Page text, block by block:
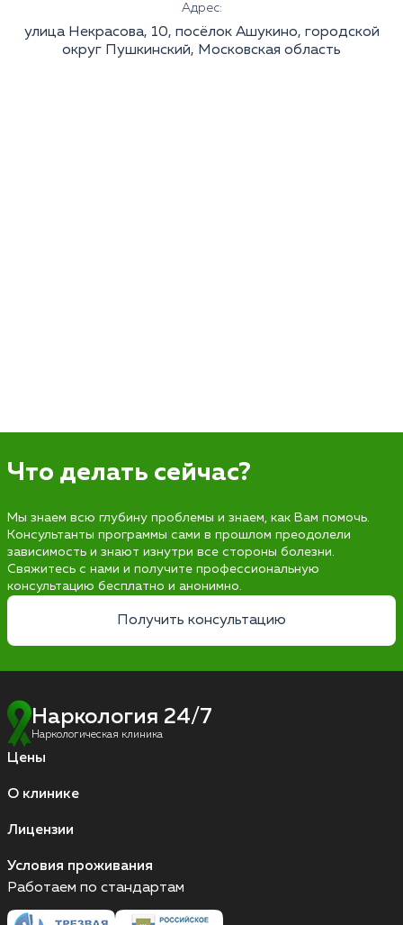
Адрес:
улица Некрасова, 10, посёлок Ашукино, городской
округ Пушкинский, Московская область
Что делать сейчас?
Мы знаем всю глубину проблемы и знаем, как Вам помочь.
Консультанты программы сами в прошлом преодолели
зависимость и знают изнутри все стороны болезни.
Свяжитесь с нами и получите профессиональную
консультацию бесплатно и анонимно.
Получить консультацию
Наркология 24/7
Наркологическая клиника
Цены
О клинике
Лицензии
Условия проживания
Работаем по стандартам